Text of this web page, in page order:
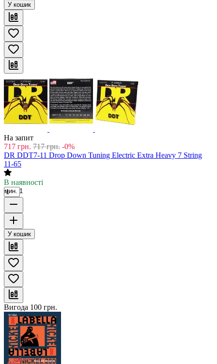
У кошик
На запит
717 грн. 717 грн. -0%
DR DDT7-11 Drop Down Tuning Electric Extra Heavy 7 String
11-65
В наявності
мин. 1
У кошик
Вигода 100 грн.